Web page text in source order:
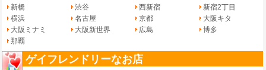
新橋
渋谷 西新宿
新宿2丁目
横浜
名古屋 京都
大阪キタ
大阪ミナミ
大阪新世界 広島
博多
那覇
ゲイフレンドリーなお店